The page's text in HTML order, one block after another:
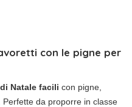
con le pigne per
Natale facili con pigne,
da proporre in classe